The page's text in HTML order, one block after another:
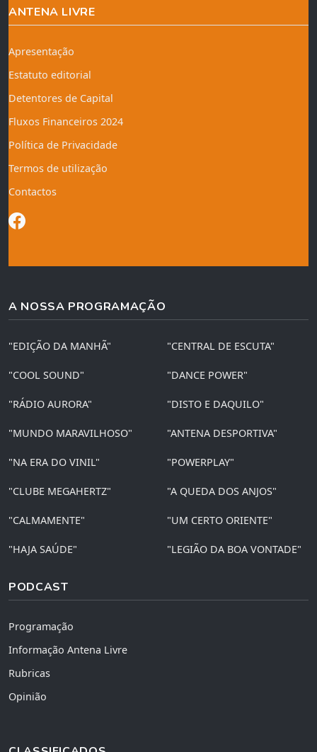
ANTENA LIVRE
Apresentação
Estatuto editorial
Detentores de Capital
Fluxos Financeiros 2024
Política de Privacidade
Termos de utilização
Contactos
A NOSSA PROGRAMAÇÃO
"EDIÇÃO DA MANHÃ" "CENTRAL DE ESCUTA"
"COOL SOUND" "DANCE POWER"
"RÁDIO AURORA" "DISTO E DAQUILO"
"MUNDO MARAVILHOSO" "ANTENA DESPORTIVA"
"NA ERA DO VINIL" "POWERPLAY"
"CLUBE MEGAHERTZ" "A QUEDA DOS ANJOS"
"CALMAMENTE" "UM CERTO ORIENTE"
"HAJA SAÚDE" "LEGIÃO DA BOA VONTADE"
PODCAST
Programação
Informação Antena Livre
Rubricas
Opinião